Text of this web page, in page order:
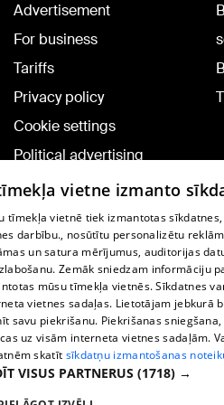
Advertisement
For business
Tariffs
Privacy policy
Cookie settings
Political advertising
Cookie policy
Commenting terms
TV program
Contract rules
360 Ziņu kontakti
Helio Media
Vortal assistance service: e-mail -
vietne izmanto
tīmekļa vietnē tiek izmantotas
darbību., nosūtītu personalizētu
un satura mērījumus, auditorijas
Zemāk sniedzam informāciju
mūsu tīmekļa vietnēs. Sīkdatnes
vietnes sadaļas. Lietotājam jebkurā
savu piekrišanu. Piekrišanas
uz visām interneta vietnes sadaļām.
skatīt sīkdatņu izmantošanas
VISUS PARTNERUS (1718) →